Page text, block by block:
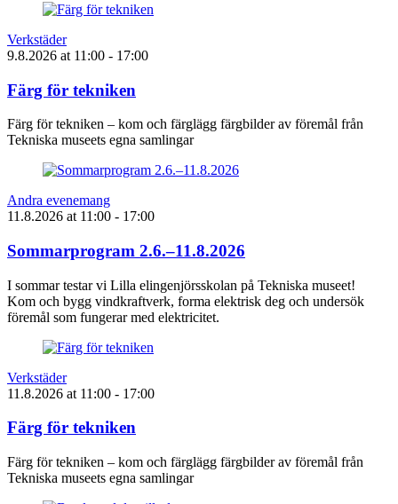
Verkstäder
9.8.2026 at 11:00 - 17:00
Färg för tekniken
Färg för tekniken – kom och färglägg färgbilder av föremål från
Tekniska museets egna samlingar
Andra evenemang
11.8.2026 at 11:00 - 17:00
Sommarprogram 2.6.–11.8.2026
I sommar testar vi Lilla elingenjörsskolan på Tekniska museet!
Kom och bygg vindkraftverk, forma elektrisk deg och undersök
föremål som fungerar med elektricitet.
Verkstäder
11.8.2026 at 11:00 - 17:00
Färg för tekniken
Färg för tekniken – kom och färglägg färgbilder av föremål från
Tekniska museets egna samlingar